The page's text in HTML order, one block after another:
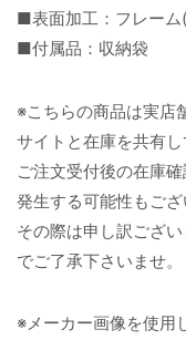
■表面加工：フレーム
■付属品：収納袋
※こちらの商品は実店
サイトと在庫を共有し
ご注文受付後の在庫
発生する可能性もござ
その際は申し訳ござ
でご了承下さいませ。
※メーカー画像を使用